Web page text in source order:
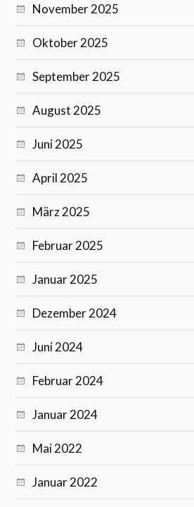
November 2025
Oktober 2025
September 2025
August 2025
Juni 2025
April 2025
März 2025
Februar 2025
Januar 2025
Dezember 2024
Juni 2024
Februar 2024
Januar 2024
Mai 2022
Januar 2022